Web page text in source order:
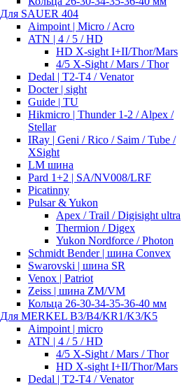
Для SAUER 404
Aimpoint | Micro / Acro
ATN | 4 / 5 / HD
HD X-sight I+II/Thor/Mars
4/5 X-Sight / Mars / Thor
Dedal | T2-T4 / Venator
Docter | sight
Guide | TU
Hikmicro | Thunder 1-2 / Alpex /
Stellar
IRay | Geni / Rico / Saim / Tube /
XSight
LM шина
Pard 1+2 | SA/NV008/LRF
Picatinny
Pulsar & Yukon
Apex / Trail / Digisight ultra
Thermion / Digex
Yukon Nordforce / Photon
Schmidt Bender | шина Convex
Swarovski | шина SR
Venox | Patriot
Zeiss | шина ZM/VM
Кольца 26-30-34-35-36-40 мм
Для MERKEL B3/B4/KR1/K3/K5
Aimpoint | micro
ATN | 4 / 5 / HD
4/5 X-Sight / Mars / Thor
HD X-sight I+II/Thor/Mars
Dedal | T2-T4 / Venator